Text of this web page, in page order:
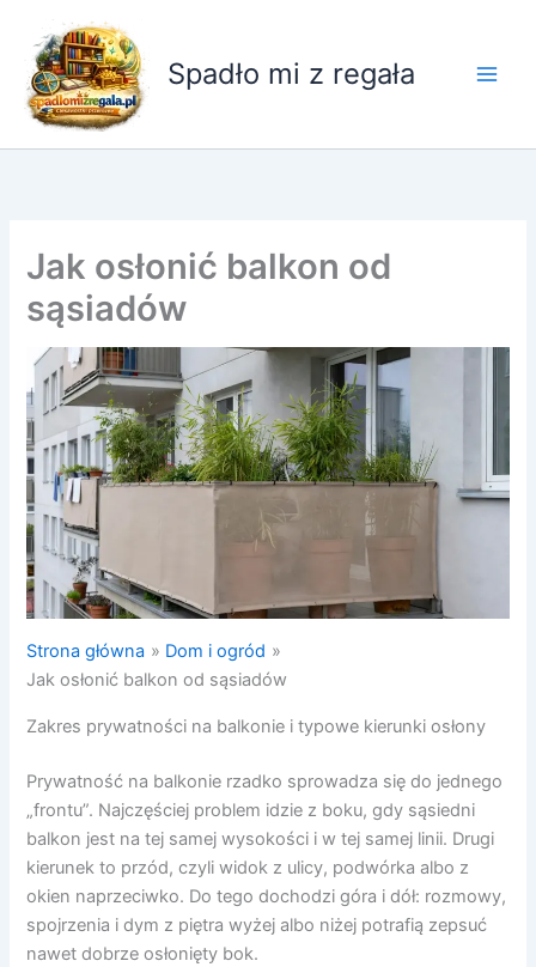
treści
Spadło mi z regała
Jak osłonić balkon od
sąsiadów
Strona główna
Dom i ogród
Jak osłonić balkon od sąsiadów
Zakres prywatności na balkonie i typowe kierunki osłony
Prywatność na balkonie rzadko sprowadza się do jednego
„frontu”. Najczęściej problem idzie z boku, gdy sąsiedni
balkon jest na tej samej wysokości i w tej samej linii. Drugi
kierunek to przód, czyli widok z ulicy, podwórka albo z
okien naprzeciwko. Do tego dochodzi góra i dół: rozmowy,
spojrzenia i dym z piętra wyżej albo niżej potrafią zepsuć
nawet dobrze osłonięty bok.